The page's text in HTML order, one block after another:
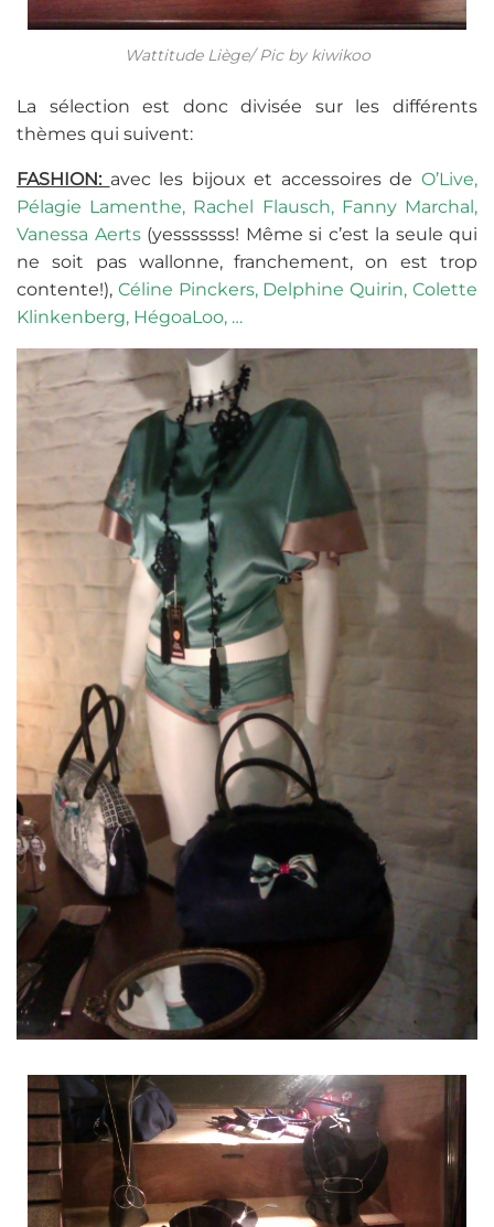
Wattitude Liège/ Pic by kiwikoo
La sélection est donc divisée sur les différents
thèmes qui suivent:
FASHION: avec les bijoux et accessoires deO’Live,
Pélagie Lamenthe, Rachel Flausch, Fanny Marchal,
Vanessa Aerts(yesssssss! Même si c’est la seule qui
ne soit pas wallonne, franchement, on est trop
contente!), Céline Pinckers, Delphine Quirin, Colette
Klinkenberg, HégoaLoo, …